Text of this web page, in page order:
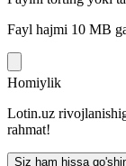
Fayl hajmi 10 MB
Homiylik
Lotin.uz
rahmat!
Siz ham hissa